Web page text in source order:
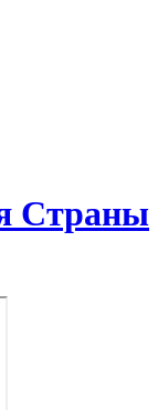
Страны